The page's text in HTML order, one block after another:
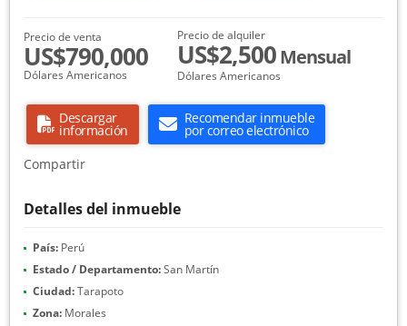
Precio de venta
US$790,000
Dólares Americanos
Precio de alquiler
US$2,500Mensual
Dólares Americanos
Descargar
información
Recomendar inmueble
por correo electrónico
Compartir
Detalles del inmueble
País: Perú
Estado / Departamento:San Martín
Ciudad:Tarapoto
Zona: Morales